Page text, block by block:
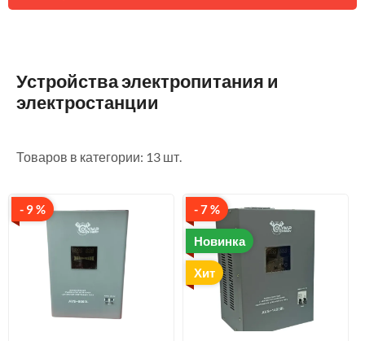
Устройства электропитания и
электростанции
Товаров в категории: 13 шт.
- 9 % - 7 %
Новинка
Хит